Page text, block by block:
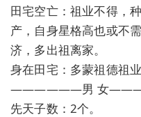
田宅空亡：祖业不得，
产，自身星格高也或不
济，多出祖离家。
身在田宅：多蒙祖德祖业
——————男 女
先天子数：2个。